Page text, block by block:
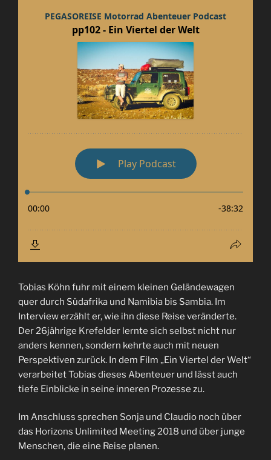
Tobias Köhn fuhr mit einem kleinen Geländewagen
quer durch Südafrika und Namibia bis Sambia. Im
Interview erzählt er, wie ihn diese Reise veränderte.
Der 26jährige Krefelder lernte sich selbst nicht nur
anders kennen, sondern kehrte auch mit neuen
Perspektiven zurück. In dem Film „Ein Viertel der Welt“
verarbeitet Tobias dieses Abenteuer und lässt auch
tiefe Einblicke in seine inneren Prozesse zu.
Im Anschluss sprechen Sonja und Claudio noch über
das Horizons Unlimited Meeting 2018 und über junge
Menschen, die eine Reise planen.